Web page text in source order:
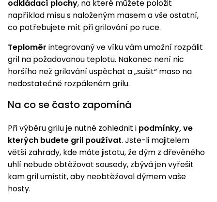
odkládací plochy, na které můžete položit
například mísu s naloženým masem a vše ostatní,
co potřebujete mít při grilování po ruce.
Teploměr integrovaný ve víku vám umožní rozpálit
gril na požadovanou teplotu. Nakonec není nic
horšího než grilování uspěchat a „sušit“ maso na
nedostatečně rozpáleném grilu.
Na co se často zapomíná
Při výběru grilu je nutné zohlednit i podmínky, ve
kterých budete gril používat. Jste-li majitelem
větší zahrady, kde máte jistotu, že dým z dřevěného
uhlí nebude obtěžovat sousedy, zbývá jen vyřešit
kam gril umístit, aby neobtěžoval dýmem vaše
hosty.